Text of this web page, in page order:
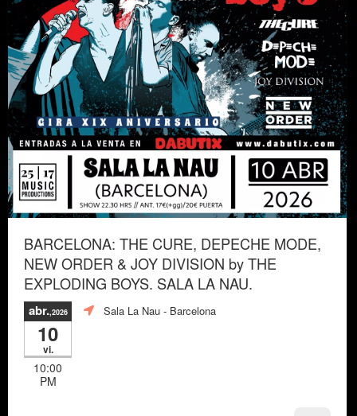
BARCELONA: THE CURE, DEPECHE MODE,
NEW ORDER & JOY DIVISION by THE
EXPLODING BOYS. SALA LA NAU.
abr.,2026
10
vi.
10:00
PM
Sala La Nau - Barcelona